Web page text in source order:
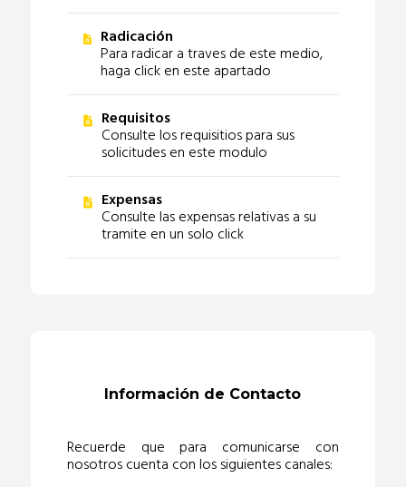
Radicación
Para radicar a traves de este medio,
haga click en este apartado
Requisitos
Consulte los requisitios para sus
solicitudes en este modulo
Expensas
Consulte las expensas relativas a su
tramite en un solo click
Información de Contacto
Recuerde que para comunicarse con
nosotros cuenta con los siguientes canales: